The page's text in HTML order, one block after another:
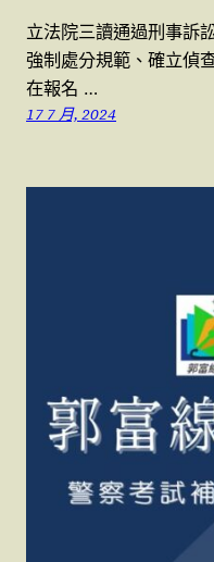
立法院三讀通過刑事訴
強制處分規範、確立偵
在報名 …
17 7 月, 2024